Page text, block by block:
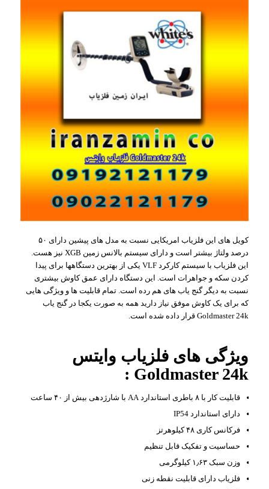
کویل های این فلزیاب امریکایی نسبت به مدل های پیشین دارای ۵۰
درصد ولتاژ بیشتر است و دارای سیستم بالانس زمین XGB نیز هست.
این فلزیاب با سیستم کارکرد VLF یکی از بهترین دستگاهها برای پیدا
کردن سکه و جواهرات است. این دستگاه دارای عمق کاوش بیشتری
نسبت به دیگر گنج یاب های هم رده است. تمام قابلیت ها و ویژگی هایی
که برای یک کاوش موفق نیاز دارید همه به صورت یکجا در گنج یاب
Goldmaster 24k قرار داده شده است.
ویژگی های فلزیاب وایتس
Goldmaster 24k :
قابلیت کار با ۸ باطری استاندارد AA با شارژدهی بیش از ۴۰ ساعت
دارای استاندارد IP54
فرکانس کاری ۴۸ کیلوهرتز
حساسیت و تفکیک قابل تنظیم
وزن سبک ۱٫۶۳ کیلوگرمی
فلزیاب دارای قابلیت نقطه زنی